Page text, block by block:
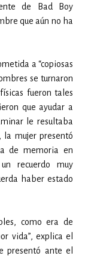
de Bad Boy
que aún no ha
a “copiosas
se turnaron
fueron tales
que ayudar a
le resultaba
la mujer presentó
de memoria en
recuerdo muy
haber estado
como era de
vida”, explica el
presentó ante el